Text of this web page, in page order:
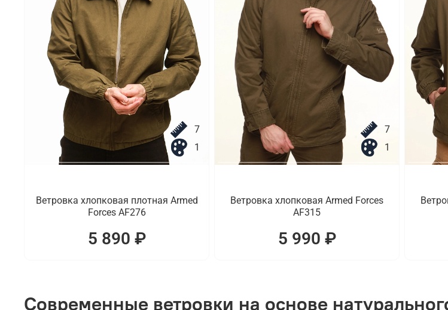
7
1
Ветровка хлопковая плотная Armed
Forces AF276
5 890 ₽
7
1
Ветровка хлопковая Armed Forces
AF315
5 990 ₽
Современные ветровки на основе